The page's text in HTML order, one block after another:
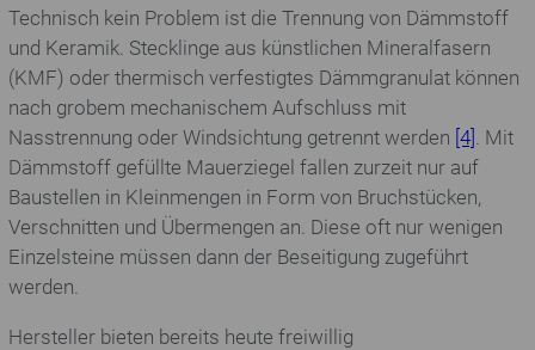
Technisch kein Problem ist die Trennung von Dämmstoff
und Keramik. Stecklinge aus künstlichen Mineralfasern
(KMF) oder thermisch verfestigtes Dämmgranulat können
nach grobem mechanischem Aufschluss mit
Nasstrennung oder Windsichtung getrennt werden [4] . Mit
Dämmstoff gefüllte Mauerziegel fallen zurzeit nur auf
Baustellen in Kleinmengen in Form von Bruchstücken,
Verschnitten und Übermengen an. Diese oft nur wenigen
Einzelsteine müssen dann der Beseitigung zugeführt
werden.
Hersteller bieten bereits heute freiwillig